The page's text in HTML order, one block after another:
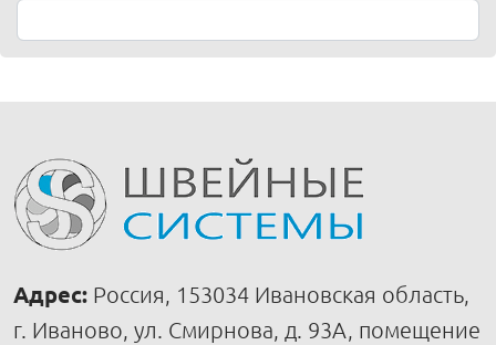
Адрес: Россия, 153034 Ивановская область,
г. Иваново, ул. Смирнова, д. 93А, помещение